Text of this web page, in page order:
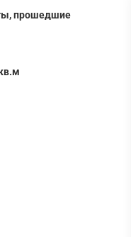
прошедшие